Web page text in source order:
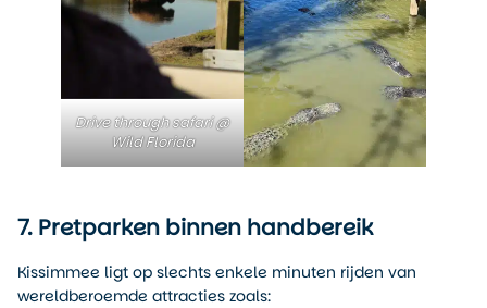
Drive through safari @
Wild Florida
7. Pretparken binnen handbereik
Kissimmee ligt op slechts enkele minuten rijden van
wereldberoemde attracties zoals: